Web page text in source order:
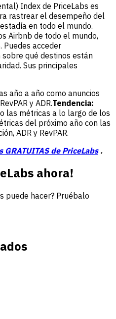
Index de PriceLabs es
rastrear el desempeño del
en todo el mundo.
Airbnb de todo el mundo,
Puedes acceder
qué destinos están
Sus principales
año a año como anuncios
y ADR.Tendencia:
las métricas a lo largo de los
del próximo año con las
ADR y RevPAR.
GRATUITAS de PriceLabs.
ahora!
puede hacer? Pruébalo